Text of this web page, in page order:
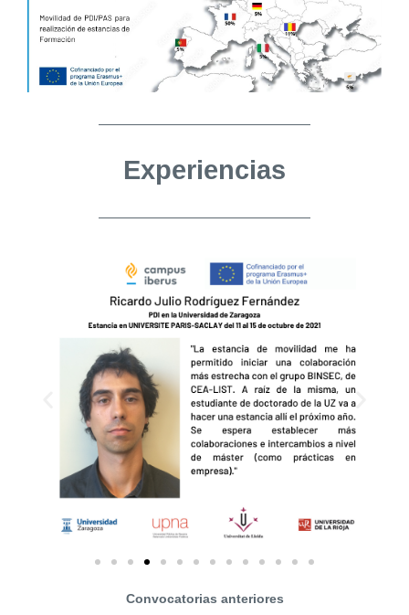
Experiencias
Convocatorias anteriores